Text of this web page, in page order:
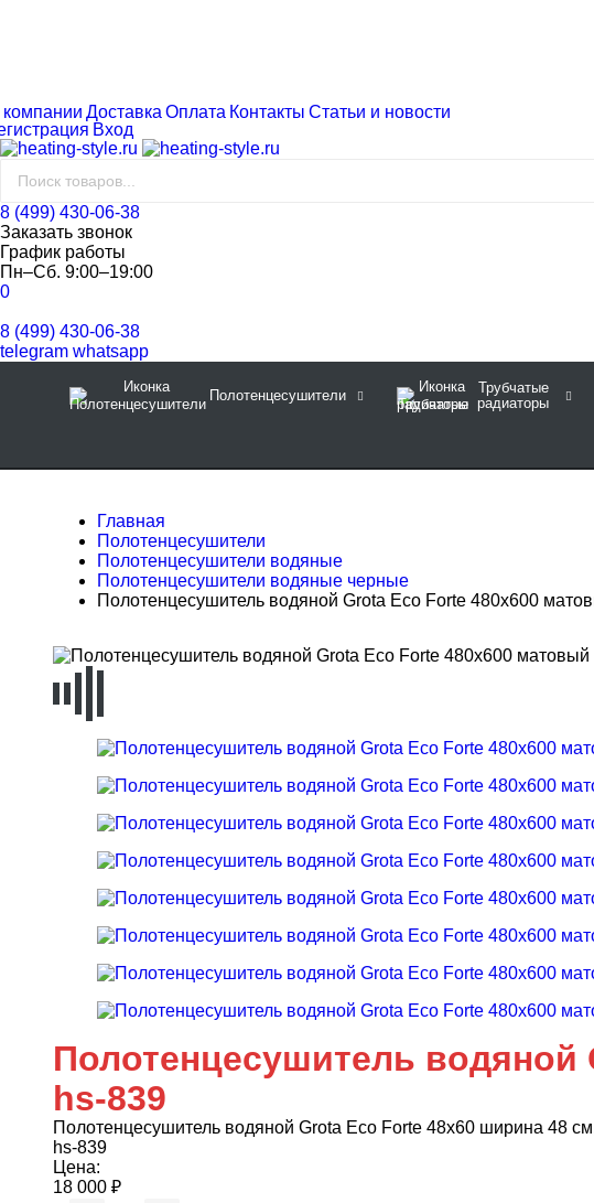
Доставка Оплата Контакты Статьи и новости
Вход
8 (499) 430-06-38
Заказать звонок
График работы
Пн–Сб. 9:00–19:00
0
8 (499) 430-06-38
telegram whatsapp
Полотенцесушители
Трубчатые
радиаторы
Главная
Полотенцесушители
Полотенцесушители водяные
Полотенцесушители водяные черные
Полотенцесушитель водяной Grota Eco Forte 480х600
Полотенцесушитель
hs-839
Полотенцесушитель водяной Grota Eco Forte 48х60 ширина 48
hs-839
Цена:
18 000 ₽